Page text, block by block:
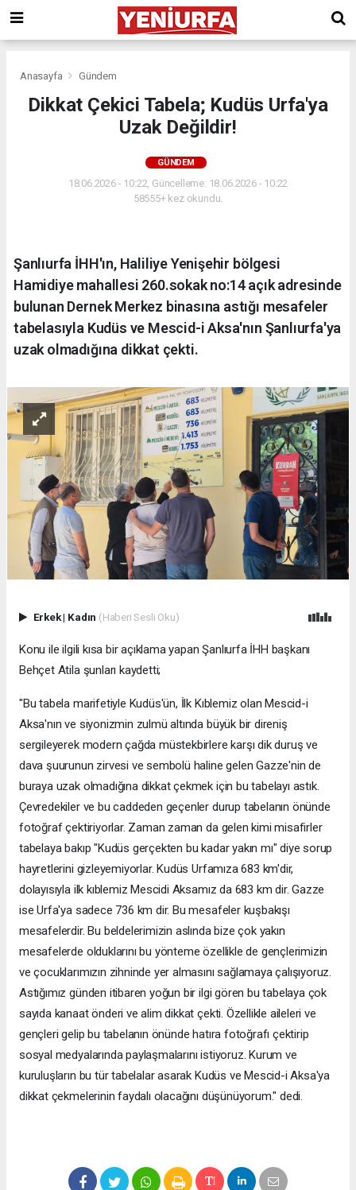
Anasayfa Gündem
Dikkat Çekici Tabela; Kudüs Urfa'ya
Uzak Değildir!
GÜNDEM
18.06.2026 - 10:22, Güncelleme: 18.06.2026 - 10:22
58555+ kez okundu.
Şanlıurfa İHH'ın, Haliliye Yenişehir bölgesi
Hamidiye mahallesi 260.sokak no:14 açık adresinde
bulunan Dernek Merkez binasına astığı mesafeler
tabelasıyla Kudüs ve Mescid-i Aksa'nın Şanlıurfa'ya
uzak olmadığına dikkat çekti.
Erkek| Kadın (Haberi Sesli Oku)
Konu ile ilgili kısa bir açıklama yapan Şanlıurfa İHH başkanı
Behçet Atila şunları kaydetti;
"Bu tabela marifetiyle Kudüs'ün, İlk Kıblemiz olan Mescid-i
Aksa'nın ve siyonizmin zulmü altında büyük bir direniş
sergileyerek modern çağda müstekbirlere karşı dik duruş ve
dava şuurunun zirvesi ve sembolü haline gelen Gazze'nin de
buraya uzak olmadığına dikkat çekmek için bu tabelayı astık.
Çevredekiler ve bu caddeden geçenler durup tabelanın önünde
fotoğraf çektiriyorlar. Zaman zaman da gelen kimi misafirler
tabelaya bakıp "Kudüs gerçekten bu kadar yakın mı" diye sorup
hayretlerini gizleyemiyorlar. Kudüs Urfamıza 683 km'dir,
dolayısıyla ilk kıblemiz Mescidi Aksamız da 683 km dir. Gazze
ise Urfa'ya sadece 736 km dir. Bu mesafeler kuşbakışı
mesafelerdir. Bu beldelerimizin aslında bize çok yakın
mesafelerde olduklarını bu yönteme özellikle de gençlerimizin
ve çocuklarımızın zihninde yer almasını sağlamaya çalışıyoruz.
Astığımız günden itibaren yoğun bir ilgi gören bu tabelaya çok
sayıda kanaat önderi ve alim dikkat çekti. Özellikle aileleri ve
gençleri gelip bu tabelanın önünde hatıra fotoğrafı çektirip
sosyal medyalarında paylaşmalarını istiyoruz. Kurum ve
kuruluşların bu tür tabelalar asarak Kudüs ve Mescid-i Aksa'ya
dikkat çekmelerinin faydalı olacağını düşünüyorum." dedi.